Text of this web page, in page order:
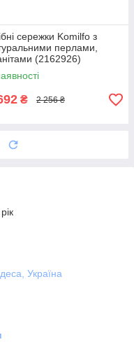
сережки Komilfo з
перлами,
(2162926)
₴ 2 256 ₴
Україна